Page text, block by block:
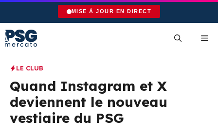
Aller
contenu
MISE À JOUR EN DIRECT
LE CLUB
Quand Instagram et X
deviennent le nouveau
vestiaire du PSG